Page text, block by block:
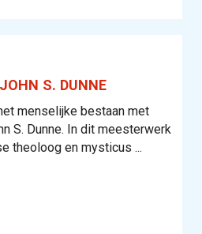
S. DUNNE
menselijke bestaan met
S. Dunne. In dit meesterwerk
theoloog en mysticus ...